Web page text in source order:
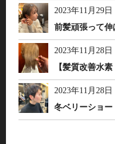
2023年11月29日
前髪頑張って伸
2023年11月28日
【髪質改善水
2023年11月28日
冬ベリーショー